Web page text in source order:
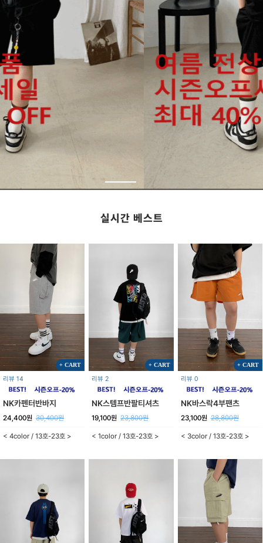
실시간 베스트
+ CART
리뷰 14
NK카펜터반바지
24,400원 30,400원
< 4color / 13호-23호 >
+ CART
리뷰 2
NK스템프반팔티셔츠
19,100원 23,800원
< 1color / 13호-23호 >
+ CART
리뷰 0
NK바스락4부팬츠
23,100원 28,800원
< 3color / 13호-23호 >